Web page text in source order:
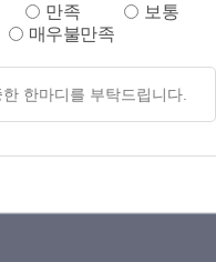
만족
보통
매우불만족